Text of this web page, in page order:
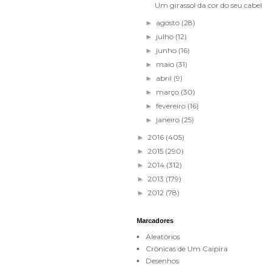
Um girassol da cor do seu
► agosto (28)
► julho (12)
► junho (16)
► maio (31)
► abril (9)
► março (30)
►fevereiro (16)
► janeiro (25)
► 2016 (405)
► 2015 (290)
► 2014 (312)
► 2013 (179)
► 2012 (78)
Marcadores
Aleatórios
Crônicas de Um Caipira
Desenhos